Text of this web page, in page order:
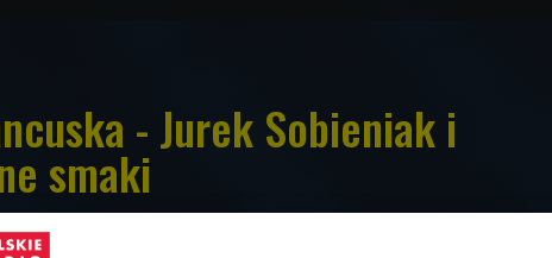
- Jurek Sobieniak i
smaki